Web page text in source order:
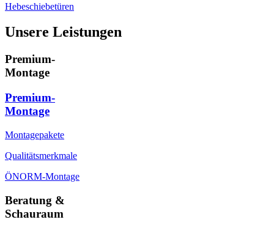
Hebeschiebetüren
Unsere Leistungen
Premium-
Montage
Premium-
Montage
Montagepakete
Qualitätsmerkmale
ÖNORM-Montage
Beratung &
Schauraum